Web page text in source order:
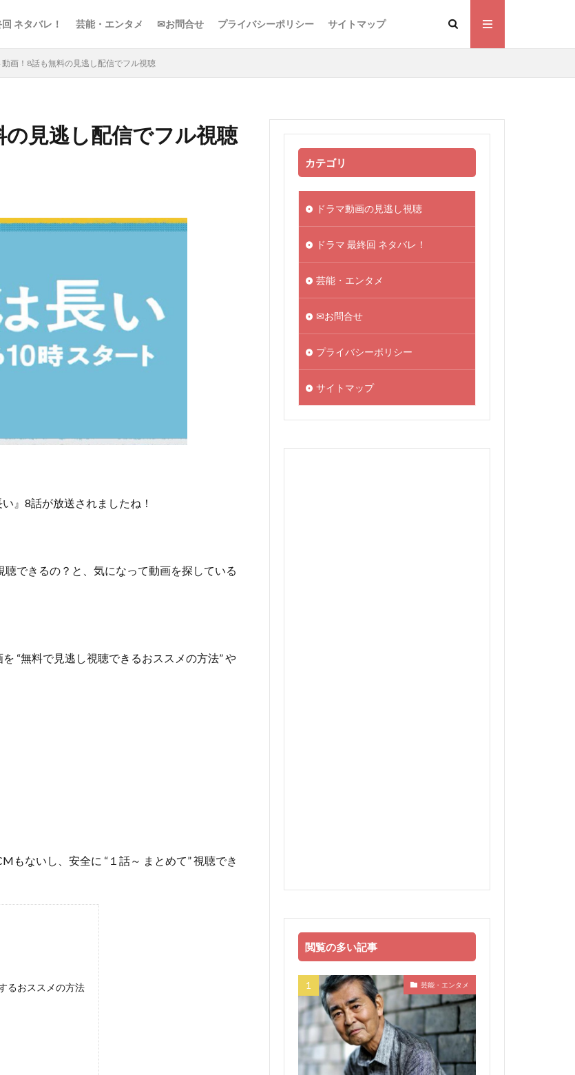
ネタバレ！ 芸能・エンタメ ✉お問合せ プライバシーポリシー サイトマップ
動画！8話も無料の見逃し配信でフル視聴
見逃し配信でフル視聴
』8話が放送されましたね！
聴できるの？ と、気になって動画を探している
“無料で見逃し視聴できるおススメの方法”や
もないし、安全に “１話～ まとめて”視聴でき
るおススメの方法
カテゴリ
ドラマ動画の見逃し視聴
ドラマ 最終回 ネタバレ！
芸能・エンタメ
✉お問合せ
プライバシーポリシー
サイトマップ
閲覧の多い記事
芸能・エンタメ